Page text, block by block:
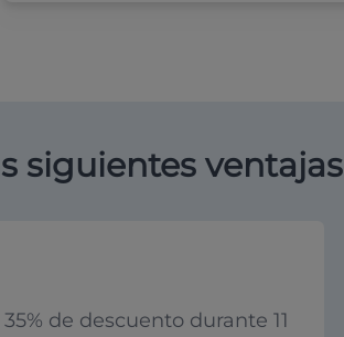
siguientes ventajas
35% de descuento durante 11